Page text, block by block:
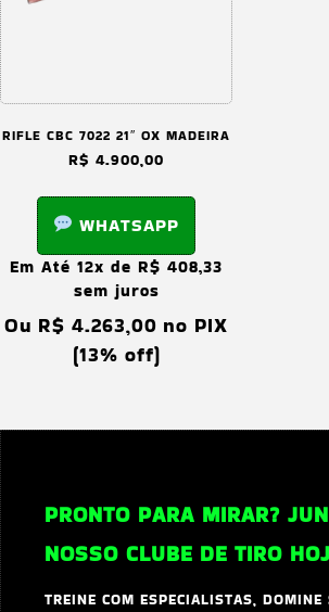
RIFLE CBC 7022 21″ OX MADEIRA
R$ 4.900,00
WHATSAPP
Em Até 12x de R$ 408,33
sem juros
Ou R$ 4.263,00 no PIX
(13% off)
PRONTO PARA MIRAR?
NOSSO CLUBE DE TIRO
TREINE COM ESPECIALISTAS, DOMINE